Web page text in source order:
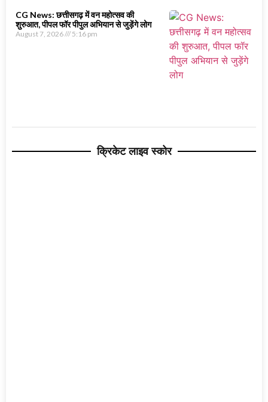
CG News: छत्तीसगढ़ में वन महोत्सव की
शुरुआत, पीपल फॉर पीपुल अभियान से जुड़ेंगे लोग
August 7, 2026 5:16 pm
क्रिकेट लाइव स्कोर